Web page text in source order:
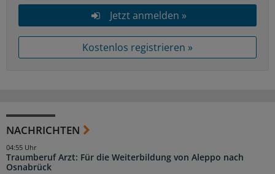
Jetzt anmelden »
Kostenlos registrieren »
NACHRICHTEN
Traumberuf Arzt: Für die Weiterbildung von Aleppo nach
Osnabrück
04:55 Uhr